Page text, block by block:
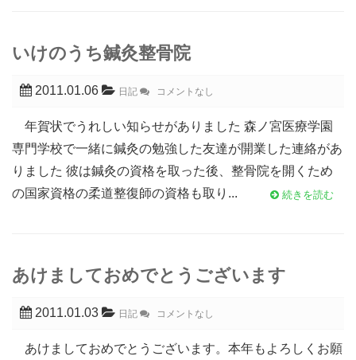
いけのうち鍼灸整骨院
2011.01.06 日記 コメントなし
年賀状でうれしい知らせがありました 森ノ宮医療学園
専門学校で一緒に鍼灸の勉強した友達が開業した連絡があ
りました 彼は鍼灸の資格を取った後、整骨院を開くため
の国家資格の柔道整復師の資格も取り...
続きを読む
あけましておめでとうございます
2011.01.03 日記 コメントなし
あけましておめでとうございます。本年もよろしくお願